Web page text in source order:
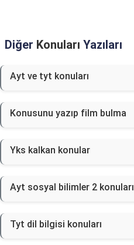
Diğer Konuları Yazıları
Ayt ve tyt konuları
Konusunu yazıp film bulma
Yks kalkan konular
Ayt sosyal bilimler 2 konuları
Tyt dil bilgisi konuları